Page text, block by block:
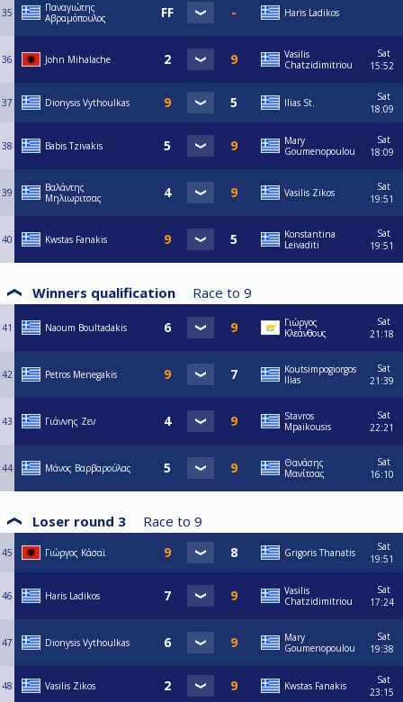
35
Παναγιώτης
Αβραμόπουλος
Haris Ladikos
36 John Mihalache
Vasilis
Chatzidimitriou
Sat
15:52
37 Dionysis Vythoulkas Ilias St.
Sat
18:09
38 Babis Tzivakis
Mary
Goumenopoulou
Sat
18:09
39
Βαλάντης
Μηλιωριτσας
Vasilis Zikos
Sat
19:51
40 Kwstas Fanakis
Konstantina
Leivaditi
Sat
19:51
Winners qualification Race to 9
41 Naoum Boultadakis
Γιώργος
Κλεάνθους
Sat
21:18
42 Petros Menegakis
Koutsimpogiorgos
Ilias
Sat
21:39
43 Γιάννης Ζεν
Stavros
Mpaikousis
Sat
22:21
44 Μάνος Βαρβαρούλας
Θανάσης
Μανίτσας
Sat
16:10
Loser round 3 Race to 9
45 Γιώργος Κάσαϊ Grigoris Thanatis
Sat
19:51
46 Haris Ladikos
Vasilis
Chatzidimitriou
Sat
17:24
47 Dionysis Vythoulkas
Mary
Goumenopoulou
Sat
19:38
48 Vasilis Zikos Kwstas Fanakis
Sat
23:15